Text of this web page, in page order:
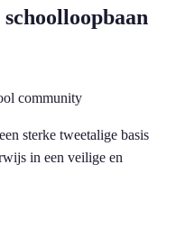
community
sterke tweetalige basis
in een veilige en